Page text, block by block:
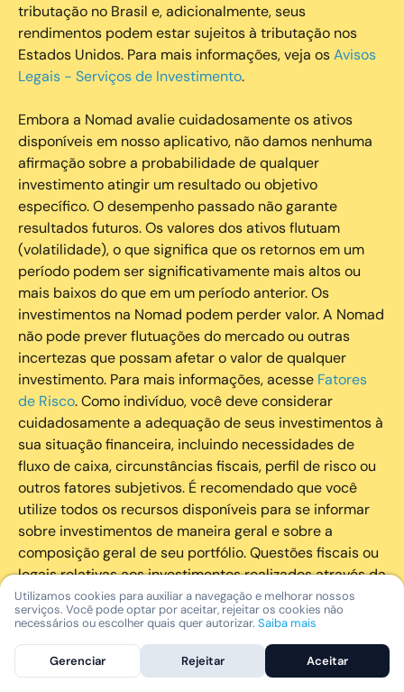
tributação no Brasil e, adicionalmente, seus
rendimentos podem estar sujeitos à tributação nos
Estados Unidos. Para mais informações, veja osAvisos
Legais - Serviços de Investimento.
Embora a Nomad avalie cuidadosamente os ativos
disponíveis em nosso aplicativo, não damos nenhuma
afirmação sobre a probabilidade de qualquer
investimento atingir um resultado ou objetivo
específico. O desempenho passado não garante
resultados futuros. Os valores dos ativos flutuam
(volatilidade), o que significa que os retornos em um
período podem ser significativamente mais altos ou
mais baixos do que em um período anterior. Os
investimentos na Nomad podem perder valor. A Nomad
não pode prever flutuações do mercado ou outras
incertezas que possam afetar o valor de qualquer
investimento. Para mais informações, acesse Fatores
de Risco. Como indivíduo, você deve considerar
cuidadosamente a adequação de seus investimentos à
sua situação financeira, incluindo necessidades de
fluxo de caixa, circunstâncias fiscais, perfil de risco ou
outros fatores subjetivos. É recomendado que você
utilize todos os recursos disponíveis para se informar
sobre investimentos de maneira geral e sobre a
composição geral de seu portfólio. Questões fiscais ou
legais relativas aos investimentos realizados através da
Nomad devem ser obtidas pelos próprios clientes. A
Nomad e suas afiliadas não fornecem nenhum tipo de
A Nomad Wealth Management Ltda. (“Nomad Wealth”),
Utilizamos cookies para auxiliar a navegação e melhorar nossos
serviços. Você pode optar por aceitar, rejeitar os cookies não
necessários ou escolher quais quer autorizar. Saiba mais
Gerenciar Rejeitar Aceitar